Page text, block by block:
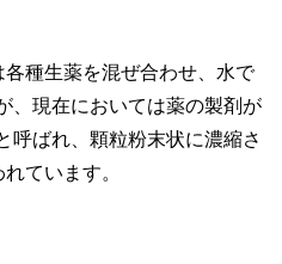
各種生薬を混ぜ合わせ、水で
、現在においては薬の製剤が
呼ばれ、顆粒粉末状に濃縮さ
ています。